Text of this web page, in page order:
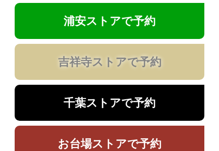
浦安ストアで予約
吉祥寺ストアで予約
千葉ストアで予約
お台場ストアで予約